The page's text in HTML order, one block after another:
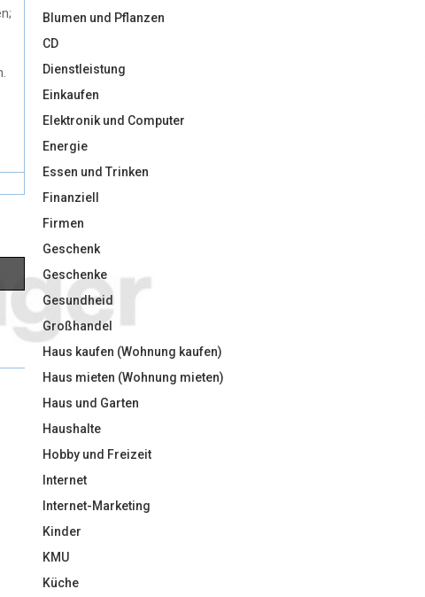
Blumen und Pflanzen
CD
Dienstleistung
Einkaufen
Elektronik und Computer
Energie
Essen und Trinken
Finanziell
Firmen
Geschenk
Geschenke
Gesundheid
Großhandel
Haus kaufen (Wohnung kaufen)
Haus mieten (Wohnung mieten)
Haus und Garten
Haushalte
Hobby und Freizeit
Internet
Internet-Marketing
Kinder
KMU
Küche